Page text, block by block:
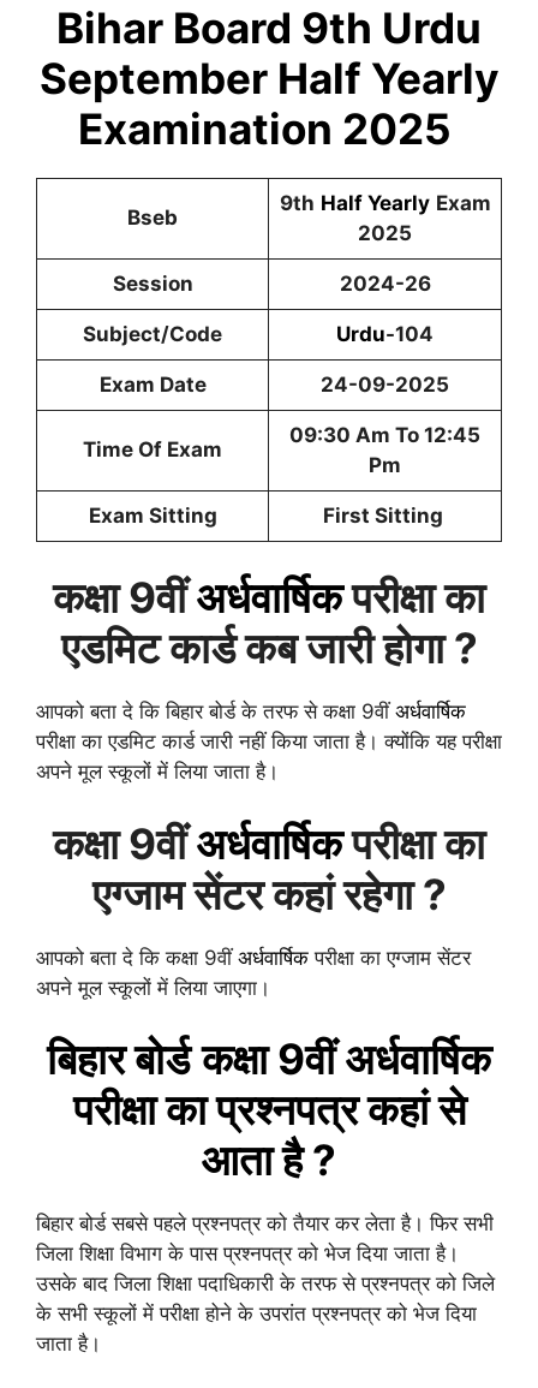
Bihar Board 9th Urdu
September Half Yearly
Examination 2025
Bseb
9th Half Yearly Exam
2025
Session 2024-26
Subject/Code Urdu-104
Exam Date 24-09-2025
Time Of Exam
09:30 Am To 12:45
Pm
Exam Sitting First Sitting
कक्षा 9वींअर्धवार्षिकपरीक्षा का
एडमिट कार्ड कब जारी होगा ?
आपको बता दे कि बिहार बोर्ड के तरफ से कक्षा 9वीं अर्धवार्षिक
परीक्षा का एडमिट कार्ड जारी नहीं किया जाता है। क्योंकि यह परीक्षा
अपने मूल स्कूलों में लिया जाता है।
कक्षा 9वींअर्धवार्षिकपरीक्षा का
एग्जाम सेंटर कहां रहेगा ?
आपको बता दे कि कक्षा 9वींअर्धवार्षिक परीक्षा का एग्जाम सेंटर
अपने मूल स्कूलों में लिया जाएगा।
बिहार बोर्ड कक्षा 9वीं अर्धवार्षिक
परीक्षा का प्रश्नपत्र कहां से
आता है ?
बिहार बोर्ड सबसे पहले प्रश्नपत्र को तैयार कर लेता है। फिर सभी
जिला शिक्षा विभाग के पास प्रश्नपत्र को भेज दिया जाता है।
उसके बाद जिला शिक्षा पदाधिकारी के तरफ से प्रश्नपत्र को जिले
के सभी स्कूलों में परीक्षा होने के उपरांत प्रश्नपत्र को भेज दिया
जाता है।